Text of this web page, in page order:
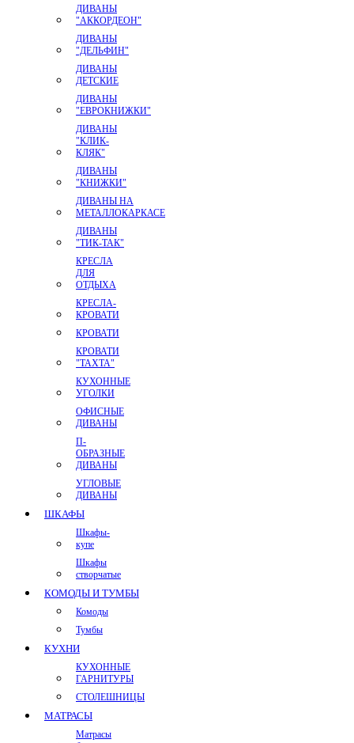
ДИВАНЫ
"АККОРДЕОН"
ДИВАНЫ
"ДЕЛЬФИН"
ДИВАНЫ
ДЕТСКИЕ
ДИВАНЫ
"ЕВРОКНИЖКИ"
ДИВАНЫ
"КЛИК-
КЛЯК"
ДИВАНЫ
"КНИЖКИ"
ДИВАНЫ НА
МЕТАЛЛОКАРКАСЕ
ДИВАНЫ
"ТИК-ТАК"
КРЕСЛА
ДЛЯ
ОТДЫХА
КРЕСЛА-
КРОВАТИ
КРОВАТИ
КРОВАТИ
"ТАХТА"
КУХОННЫЕ
УГОЛКИ
ОФИСНЫЕ
ДИВАНЫ
П-
ОБРАЗНЫЕ
ДИВАНЫ
УГЛОВЫЕ
ДИВАНЫ
ШКАФЫ
Шкафы-
купе
Шкафы
створчатые
КОМОДЫ И ТУМБЫ
Комоды
Тумбы
КУХНИ
КУХОННЫЕ
ГАРНИТУРЫ
СТОЛЕШНИЦЫ
МАТРАСЫ
Матрасы